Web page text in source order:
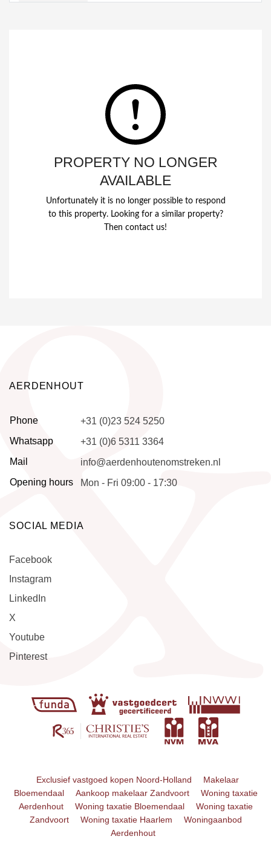
PROPERTY NO LONGER
AVAILABLE
Unfortunately it is no longer possible to respond
to this property. Looking for a similar property?
Then contact us!
AERDENHOUT
Phone
+31 (0)23 524 5250
Whatsapp
+31 (0)6 5311 3364
Mail
info@aerdenhoutenomstreken.nl
Opening hours
Mon - Fri 09:00 - 17:30
SOCIAL MEDIA
Facebook
Instagram
LinkedIn
X
Youtube
Pinterest
Exclusief vastgoed kopen Noord-Holland
Makelaar
Bloemendaal
Aankoop makelaar Zandvoort
Woning taxatie
Aerdenhout
Woning taxatie Bloemendaal
Woning taxatie
Zandvoort
Woning taxatie Haarlem
Woningaanbod
Aerdenhout